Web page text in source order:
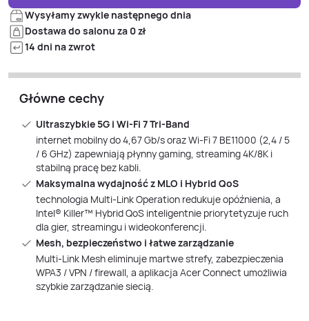
Wysyłamy zwykle następnego dnia
Dostawa do salonu za 0 zł
14 dni na zwrot
Główne cechy
Ultraszybkie 5G i Wi‑Fi 7 Tri‑Band
internet mobilny do 4,67 Gb/s oraz Wi‑Fi 7 BE11000 (2,4 / 5
/ 6 GHz) zapewniają płynny gaming, streaming 4K/8K i
stabilną pracę bez kabli.
Maksymalna wydajność z MLO i Hybrid QoS
technologia Multi‑Link Operation redukuje opóźnienia, a
Intel® Killer™ Hybrid QoS inteligentnie priorytetyzuje ruch
dla gier, streamingu i wideokonferencji.
Mesh, bezpieczeństwo i łatwe zarządzanie
Multi‑Link Mesh eliminuje martwe strefy, zabezpieczenia
WPA3 / VPN / firewall, a aplikacja Acer Connect umożliwia
szybkie zarządzanie siecią.